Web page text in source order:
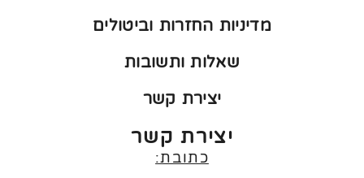
מדיניות החזרות וביטולים
שאלות ותשובות
יצירת קשר
יצירת קשר
כתובת: